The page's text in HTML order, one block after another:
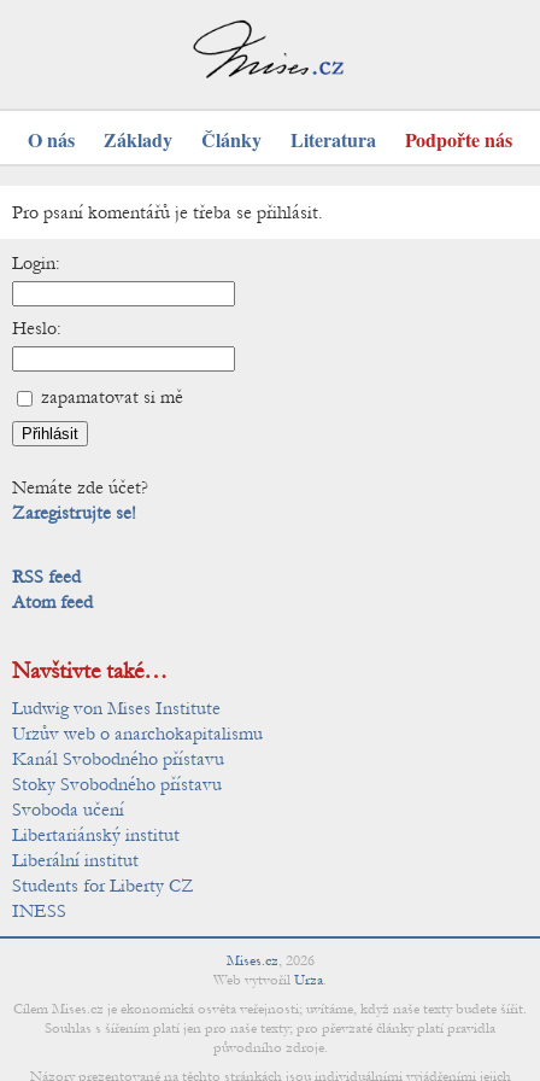
O nás Základy Články Literatura Podpořte nás
Pro psaní komentářů je třeba se přihlásit.
Login:
Heslo:
zapamatovat si mě
Nemáte zde účet?
Zaregistrujte se!
RSS feed
Atom feed
Navštivte také…
Ludwig von Mises Institute
Urzův web o anarchokapitalismu
Kanál Svobodného přístavu
Stoky Svobodného přístavu
Svoboda učení
Libertariánský institut
Liberální institut
Students for Liberty CZ
INESS
Mises.cz, 2026
Web vytvořil Urza.
Cílem Mises.cz je ekonomická osvěta veřejnosti; uvítáme, když naše texty budete šířit.
Souhlas s šířením platí jen pro naše texty; pro převzaté články platí pravidla
původního zdroje.
Názory prezentované na těchto stránkách jsou individuálními vyjádřeními jejich